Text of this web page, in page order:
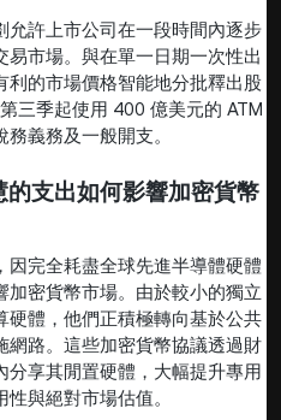
允許上市公司在一段時間內逐步
市場。與在單一日期一次性出
利的市場價格智能地分批釋出股
三季起使用 400 億美元的 ATM
義務及一般開支。
支出如何影響加密貨幣
因完全耗盡全球先進半導體硬體
密貨幣市場。由於較小的獨立
硬體，他們正積極轉向基於公共
網路。這些加密貨幣協議透過財
享其閒置硬體，大幅提升專用
與絕對市場估值。